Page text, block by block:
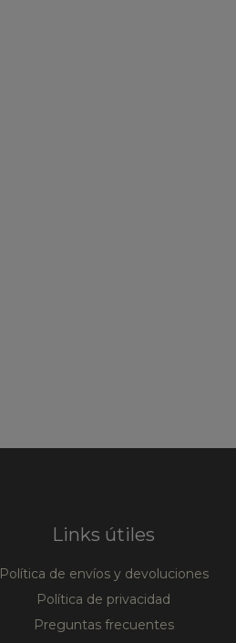
Links útiles
Política de envíos y devoluciones
Política de privacidad
Preguntas frecuentes